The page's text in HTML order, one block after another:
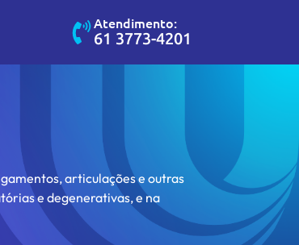
Atendimento:
61 3773-4201
articulações e outras
e degenerativas, e na